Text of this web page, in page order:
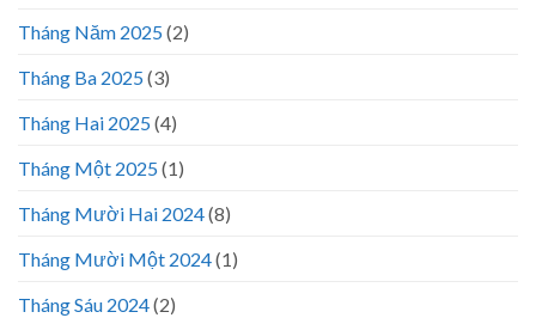
Tháng Năm 2025(2)
Tháng Ba 2025(3)
Tháng Hai 2025(4)
Tháng Một 2025(1)
Tháng Mười Hai 2024(8)
Tháng Mười Một 2024(1)
Tháng Sáu 2024(2)